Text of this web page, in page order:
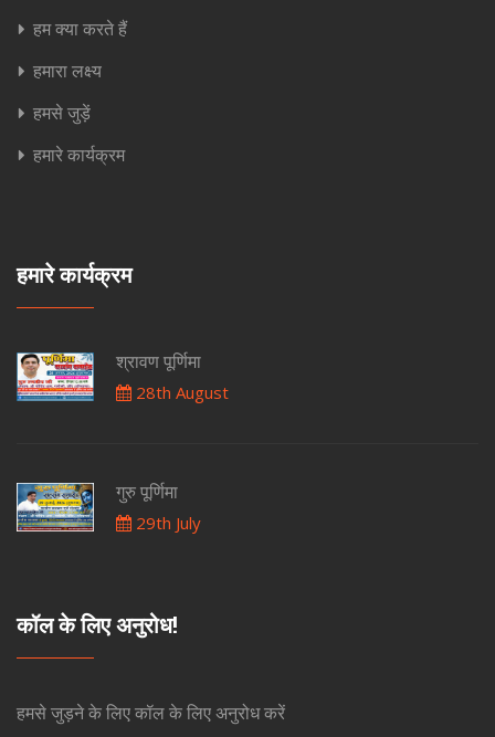
हम क्या करते हैं
हमारा लक्ष्य
हमसे जुड़ें
हमारे कार्यक्रम
हमारे कार्यक्रम
श्रावण पूर्णिमा
28th August
गुरु पूर्णिमा
29th July
कॉल के लिए अनुरोध!
हमसे जुड़ने के लिए कॉल के लिए अनुरोध करें